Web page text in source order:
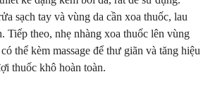
sạch tay và vùng da cần xoa thuốc, lau
Tiếp theo, nhẹ nhàng xoa thuốc lên vùng
thể kèm massage để thư giãn và tăng hiệu
thuốc khô hoàn toàn.